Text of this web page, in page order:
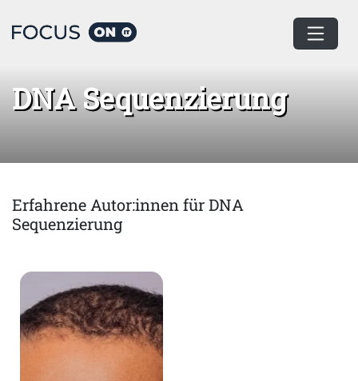
Home DNA Sequenzierung
DNA Sequenzierung
Erfahrene Autor:innen für DNA
Sequenzierung